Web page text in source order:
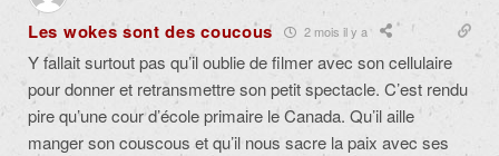
Les wokes sont des coucous 2 mois il y a
Y fallait surtout pas qu’il oublie de filmer avec son cellulaire
pour donner et retransmettre son petit spectacle. C’est rendu
pire qu’une cour d’école primaire le Canada. Qu’il aille
manger son couscous et qu’il nous sacre la paix avec ses